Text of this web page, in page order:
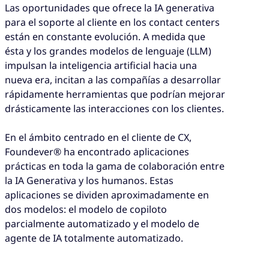
Las oportunidades que ofrece la IA generativa
para el soporte al cliente en los contact centers
están en constante evolución. A medida que
ésta y los grandes modelos de lenguaje (LLM)
impulsan la inteligencia artificial hacia una
nueva era, incitan a las compañías a desarrollar
rápidamente herramientas que podrían mejorar
drásticamente las interacciones con los clientes.
En el ámbito centrado en el cliente de CX,
Foundever® ha encontrado aplicaciones
prácticas en toda la gama de colaboración entre
la IA Generativa y los humanos. Estas
aplicaciones se dividen aproximadamente en
dos modelos: el modelo de copiloto
parcialmente automatizado y el modelo de
agente de IA totalmente automatizado.